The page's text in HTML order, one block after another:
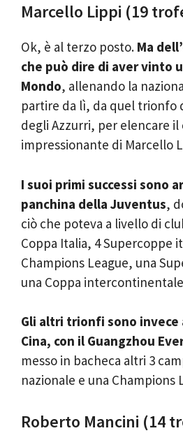
Marcello Lippi (19
Ok, è al terzo posto. Ma
che può dire di aver vinto
Mondo, allenando la
partire da lì, da quel trionfo
degli Azzurri, per elencare
impressionante di Marcello
I suoi primi successi sono
panchina della Juventus,
ciò che poteva a livello di
Coppa Italia, 4 Supercoppe
Champions League, una
una Coppa
Gli altri trionfi sono invece
Cina, con il Guangzhou
messo in bacheca altri 3
nazionale e una Champions
Roberto Mancini (14